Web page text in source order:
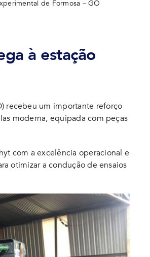
de Formosa – GO
à estação
recebeu um importante reforço
moderna, equipada com peças
com a excelência operacional e
otimizar a condução de ensaios